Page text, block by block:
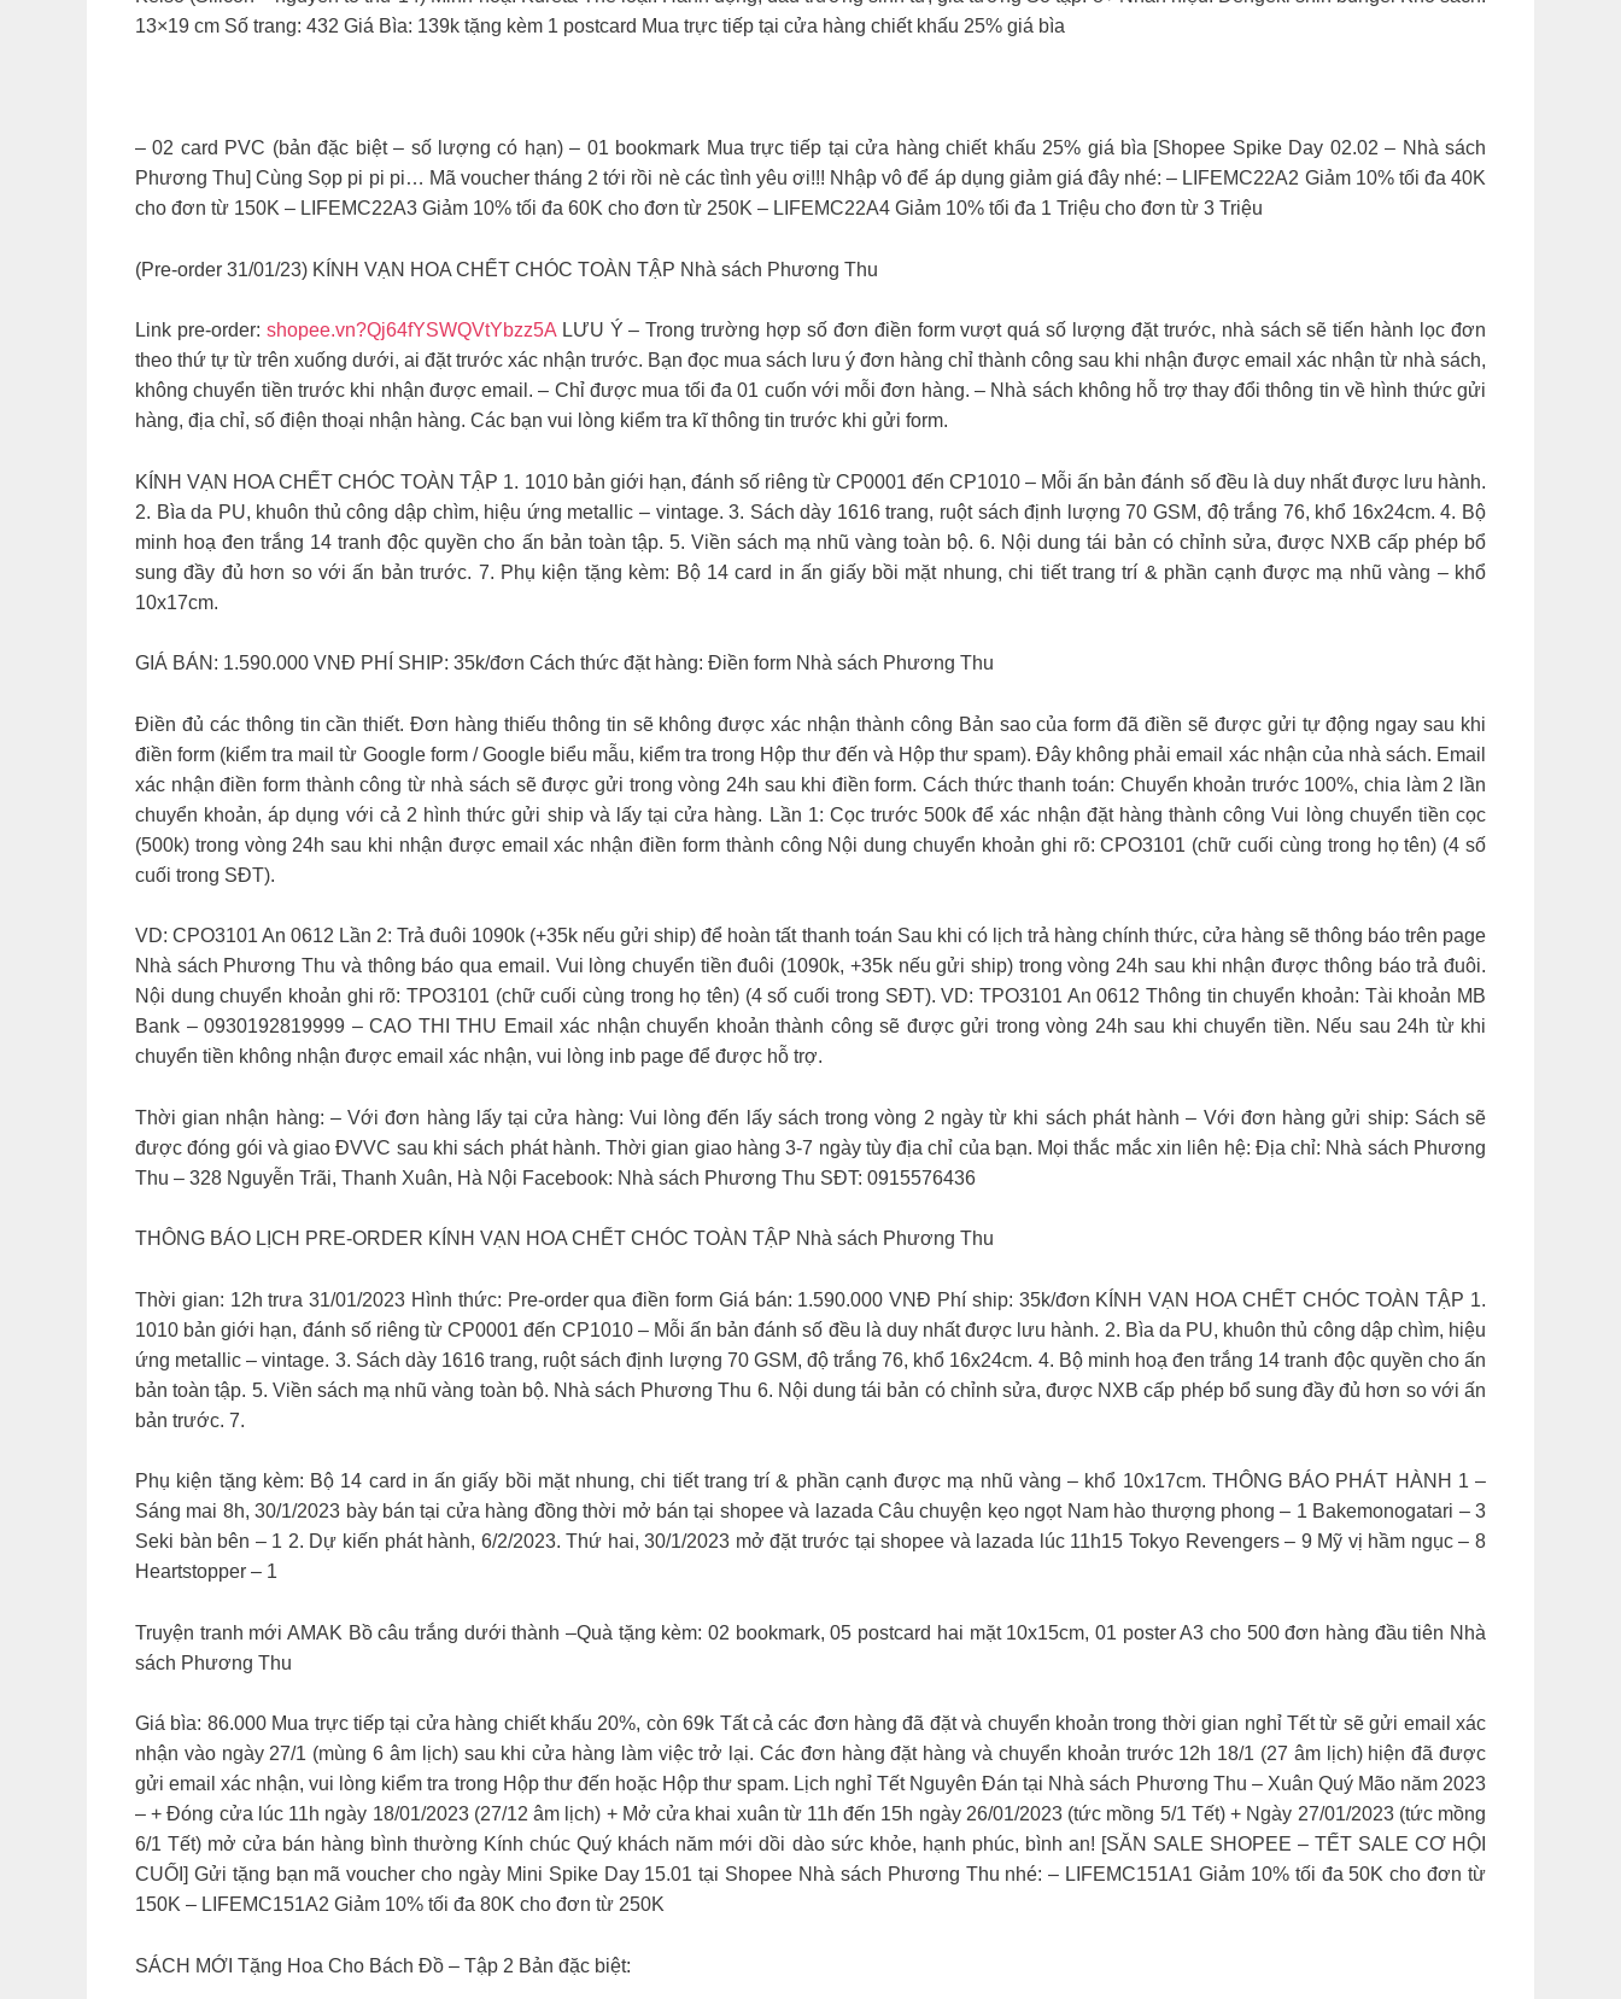
13×19 cm Số trang: 432 Giá Bìa: 139k tặng kèm 1 postcard Mua trực tiếp tại cửa hàng chiết khấu 25% giá bìa
– 02 card PVC (bản đặc biệt – số lượng có hạn) – 01 bookmark Mua trực tiếp tại cửa hàng chiết khấu 25% giá bìa [Shopee Spike Day 02.02 – Nhà sách
Phương Thu] Cùng Sọp pi pi pi… Mã voucher tháng 2 tới rồi nè các tình yêu ơi!!! Nhập vô để áp dụng giảm giá đây nhé: – LIFEMC22A2 Giảm 10% tối đa 40K
cho đơn từ 150K – LIFEMC22A3 Giảm 10% tối đa 60K cho đơn từ 250K – LIFEMC22A4 Giảm 10% tối đa 1 Triệu cho đơn từ 3 Triệu
(Pre-order 31/01/23) KÍNH VẠN HOA CHẾT CHÓC TOÀN TẬP Nhà sách Phương Thu
Link pre-order: shopee.vn?Qj64fYSWQVtYbzz5ALƯU Ý – Trong trường hợp số đơn điền form vượt quá số lượng đặt trước, nhà sách sẽ tiến hành lọc đơn
theo thứ tự từ trên xuống dưới, ai đặt trước xác nhận trước. Bạn đọc mua sách lưu ý đơn hàng chỉ thành công sau khi nhận được email xác nhận từ nhà sách,
không chuyển tiền trước khi nhận được email. – Chỉ được mua tối đa 01 cuốn với mỗi đơn hàng. – Nhà sách không hỗ trợ thay đổi thông tin về hình thức gửi
hàng, địa chỉ, số điện thoại nhận hàng. Các bạn vui lòng kiểm tra kĩ thông tin trước khi gửi form.
KÍNH VẠN HOA CHẾT CHÓC TOÀN TẬP 1. 1010 bản giới hạn, đánh số riêng từ CP0001 đến CP1010 – Mỗi ấn bản đánh số đều là duy nhất được lưu hành.
2. Bìa da PU, khuôn thủ công dập chìm, hiệu ứng metallic – vintage. 3. Sách dày 1616 trang, ruột sách định lượng 70 GSM, độ trắng 76, khổ 16x24cm. 4. Bộ
minh hoạ đen trắng 14 tranh độc quyền cho ấn bản toàn tập. 5. Viền sách mạ nhũ vàng toàn bộ. 6. Nội dung tái bản có chỉnh sửa, được NXB cấp phép bổ
sung đầy đủ hơn so với ấn bản trước. 7. Phụ kiện tặng kèm: Bộ 14 card in ấn giấy bồi mặt nhung, chi tiết trang trí & phần cạnh được mạ nhũ vàng – khổ
10x17cm.
GIÁ BÁN: 1.590.000 VNĐ PHÍ SHIP: 35k/đơn Cách thức đặt hàng: Điền form Nhà sách Phương Thu
Điền đủ các thông tin cần thiết. Đơn hàng thiếu thông tin sẽ không được xác nhận thành công Bản sao của form đã điền sẽ được gửi tự động ngay sau khi
điền form (kiểm tra mail từ Google form / Google biểu mẫu, kiểm tra trong Hộp thư đến và Hộp thư spam). Đây không phải email xác nhận của nhà sách. Email
xác nhận điền form thành công từ nhà sách sẽ được gửi trong vòng 24h sau khi điền form. Cách thức thanh toán: Chuyển khoản trước 100%, chia làm 2 lần
chuyển khoản, áp dụng với cả 2 hình thức gửi ship và lấy tại cửa hàng. Lần 1: Cọc trước 500k để xác nhận đặt hàng thành công Vui lòng chuyển tiền cọc
(500k) trong vòng 24h sau khi nhận được email xác nhận điền form thành công Nội dung chuyển khoản ghi rõ: CPO3101 (chữ cuối cùng trong họ tên) (4 số
cuối trong SĐT).
VD: CPO3101 An 0612 Lần 2: Trả đuôi 1090k (+35k nếu gửi ship) để hoàn tất thanh toán Sau khi có lịch trả hàng chính thức, cửa hàng sẽ thông báo trên page
Nhà sách Phương Thu và thông báo qua email. Vui lòng chuyển tiền đuôi (1090k, +35k nếu gửi ship) trong vòng 24h sau khi nhận được thông báo trả đuôi.
Nội dung chuyển khoản ghi rõ: TPO3101 (chữ cuối cùng trong họ tên) (4 số cuối trong SĐT). VD: TPO3101 An 0612 Thông tin chuyển khoản: Tài khoản MB
Bank – 0930192819999 – CAO THI THU Email xác nhận chuyển khoản thành công sẽ được gửi trong vòng 24h sau khi chuyển tiền. Nếu sau 24h từ khi
chuyển tiền không nhận được email xác nhận, vui lòng inb page để được hỗ trợ.
Thời gian nhận hàng: – Với đơn hàng lấy tại cửa hàng: Vui lòng đến lấy sách trong vòng 2 ngày từ khi sách phát hành – Với đơn hàng gửi ship: Sách sẽ
được đóng gói và giao ĐVVC sau khi sách phát hành. Thời gian giao hàng 3-7 ngày tùy địa chỉ của bạn. Mọi thắc mắc xin liên hệ: Địa chỉ: Nhà sách Phương
Thu – 328 Nguyễn Trãi, Thanh Xuân, Hà Nội Facebook: Nhà sách Phương Thu SĐT: 0915576436
THÔNG BÁO LỊCH PRE-ORDER KÍNH VẠN HOA CHẾT CHÓC TOÀN TẬP Nhà sách Phương Thu
Thời gian: 12h trưa 31/01/2023 Hình thức: Pre-order qua điền form Giá bán: 1.590.000 VNĐ Phí ship: 35k/đơn KÍNH VẠN HOA CHẾT CHÓC TOÀN TẬP 1.
1010 bản giới hạn, đánh số riêng từ CP0001 đến CP1010 – Mỗi ấn bản đánh số đều là duy nhất được lưu hành. 2. Bìa da PU, khuôn thủ công dập chìm, hiệu
ứng metallic – vintage. 3. Sách dày 1616 trang, ruột sách định lượng 70 GSM, độ trắng 76, khổ 16x24cm. 4. Bộ minh hoạ đen trắng 14 tranh độc quyền cho ấn
bản toàn tập. 5. Viền sách mạ nhũ vàng toàn bộ. Nhà sách Phương Thu 6. Nội dung tái bản có chỉnh sửa, được NXB cấp phép bổ sung đầy đủ hơn so với ấn
bản trước. 7.
Phụ kiện tặng kèm: Bộ 14 card in ấn giấy bồi mặt nhung, chi tiết trang trí & phần cạnh được mạ nhũ vàng – khổ 10x17cm. THÔNG BÁO PHÁT HÀNH 1 –
Sáng mai 8h, 30/1/2023 bày bán tại cửa hàng đồng thời mở bán tại shopee và lazada Câu chuyện kẹo ngọt Nam hào thượng phong – 1 Bakemonogatari – 3
Seki bàn bên – 1 2. Dự kiến phát hành, 6/2/2023. Thứ hai, 30/1/2023 mở đặt trước tại shopee và lazada lúc 11h15 Tokyo Revengers – 9 Mỹ vị hầm ngục – 8
Heartstopper – 1
Truyện tranh mới AMAK Bồ câu trắng dưới thành –Quà tặng kèm: 02 bookmark, 05 postcard hai mặt 10x15cm, 01 poster A3 cho 500 đơn hàng đầu tiên Nhà
sách Phương Thu
Giá bìa: 86.000 Mua trực tiếp tại cửa hàng chiết khấu 20%, còn 69k Tất cả các đơn hàng đã đặt và chuyển khoản trong thời gian nghỉ Tết từ sẽ gửi email xác
nhận vào ngày 27/1 (mùng 6 âm lịch) sau khi cửa hàng làm việc trở lại. Các đơn hàng đặt hàng và chuyển khoản trước 12h 18/1 (27 âm lịch) hiện đã được
gửi email xác nhận, vui lòng kiểm tra trong Hộp thư đến hoặc Hộp thư spam. Lịch nghỉ Tết Nguyên Đán tại Nhà sách Phương Thu – Xuân Quý Mão năm 2023
– + Đóng cửa lúc 11h ngày 18/01/2023 (27/12 âm lịch) + Mở cửa khai xuân từ 11h đến 15h ngày 26/01/2023 (tức mồng 5/1 Tết) + Ngày 27/01/2023 (tức mồng
6/1 Tết) mở cửa bán hàng bình thường Kính chúc Quý khách năm mới dồi dào sức khỏe, hạnh phúc, bình an! [SĂN SALE SHOPEE – TẾT SALE CƠ HỘI
CUỐI] Gửi tặng bạn mã voucher cho ngày Mini Spike Day 15.01 tại Shopee Nhà sách Phương Thu nhé: – LIFEMC151A1 Giảm 10% tối đa 50K cho đơn từ
150K – LIFEMC151A2 Giảm 10% tối đa 80K cho đơn từ 250K
SÁCH MỚI Tặng Hoa Cho Bách Đồ – Tập 2 Bản đặc biệt: